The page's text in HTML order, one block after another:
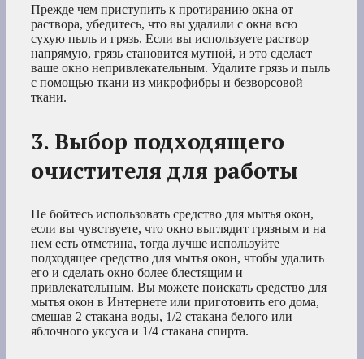
Прежде чем приступить к протиранию окна от
раствора, убедитесь, что вы удалили с окна всю
сухую пыль и грязь. Если вы используете раствор
напрямую, грязь становится мутной, и это сделает
ваше окно непривлекательным. Удалите грязь и пыль
с помощью ткани из микрофибры и безворсовой
ткани.
3. Выбор подходящего
очистителя для работы
Не бойтесь использовать средство для мытья окон,
если вы чувствуете, что окно выглядит грязным и на
нем есть отметина, тогда лучше используйте
подходящее средство для мытья окон, чтобы удалить
его и сделать окно более блестящим и
привлекательным. Вы можете поискать средство для
мытья окон в Интернете или приготовить его дома,
смешав 2 стакана воды, 1/2 стакана белого или
яблочного уксуса и 1/4 стакана спирта.